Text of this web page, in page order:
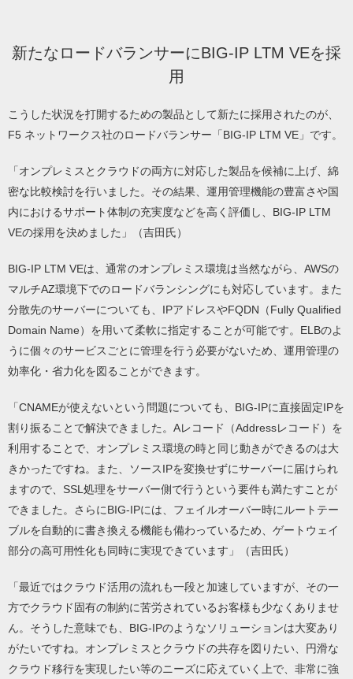
新たなロードバランサーにBIG-IP LTM VEを採
用
こうした状況を打開するための製品として新たに採用されたのが、
F5 ネットワークス社のロードバランサー「BIG-IP LTM VE」です。
「オンプレミスとクラウドの両方に対応した製品を候補に上げ、綿
密な比較検討を行いました。その結果、運用管理機能の豊富さや国
内におけるサポート体制の充実度などを高く評価し、BIG-IP LTM
VEの採用を決めました」（吉田氏）
BIG-IP LTM VEは、通常のオンプレミス環境は当然ながら、AWSの
マルチAZ環境下でのロードバランシングにも対応しています。また
分散先のサーバーについても、IPアドレスやFQDN（Fully Qualified
Domain Name）を用いて柔軟に指定することが可能です。ELBのよ
うに個々のサービスごとに管理を行う必要がないため、運用管理の
効率化・省力化を図ることができます。
「CNAMEが使えないという問題についても、BIG-IPに直接固定IPを
割り振ることで解決できました。Aレコード（Addressレコード）を
利用することで、オンプレミス環境の時と同じ動きができるのは大
きかったですね。また、ソースIPを変換せずにサーバーに届けられ
ますので、SSL処理をサーバー側で行うという要件も満たすことが
できました。さらにBIG-IPには、フェイルオーバー時にルートテー
ブルを自動的に書き換える機能も備わっているため、ゲートウェイ
部分の高可用性化も同時に実現できています」（吉田氏）
「最近ではクラウド活用の流れも一段と加速していますが、その一
方でクラウド固有の制約に苦労されているお客様も少なくありませ
ん。そうした意味でも、BIG-IPのようなソリューションは大変あり
がたいですね。オンプレミスとクラウドの共存を図りたい、円滑な
クラウド移行を実現したい等のニーズに応えていく上で、非常に強